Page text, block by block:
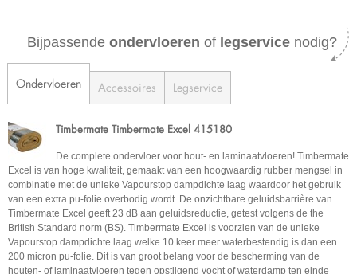
Bijpassende ondervloeren of legservice nodig?
Ondervloeren Accessoires Legservice
Timbermate Timbermate Excel 415180
De complete ondervloer voor hout- en laminaatvloeren! Timbermate
Excel is van hoge kwaliteit, gemaakt van een hoogwaardig rubber mengsel in
combinatie met de unieke Vapourstop dampdichte laag waardoor het gebruik
van een extra pu-folie overbodig wordt. De onzichtbare geluidsbarrière van
Timbermate Excel geeft 23 dB aan geluidsreductie, getest volgens de the
British Standard norm (BS). Timbermate Excel is voorzien van de unieke
Vapourstop dampdichte laag welke 10 keer meer waterbestendig is dan een
200 micron pu-folie. Dit is van groot belang voor de bescherming van de
houten- of laminaatvloeren tegen opstijgend vocht of waterdamp ten einde